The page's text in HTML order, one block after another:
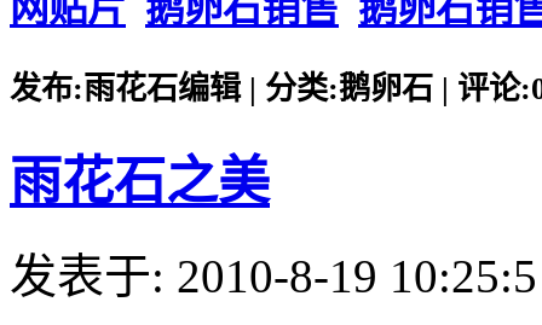
发布:雨花石编辑 | 分类:鹅卵石 | 评论
雨花石之美
发表于: 2010-8-19 10:25:5